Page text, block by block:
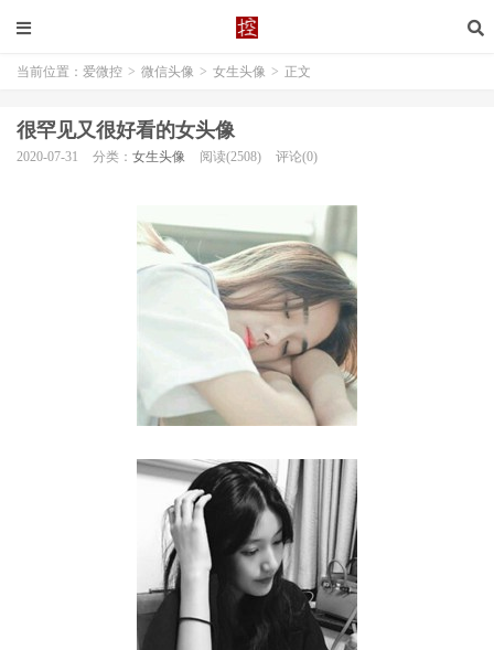
当前位置： 爱微控 > 微信头像 > 女生头像 > 正文
很罕见又很好看的女头像
2020-07-31 分类： 女生头像 阅读(2508) 评论(0)